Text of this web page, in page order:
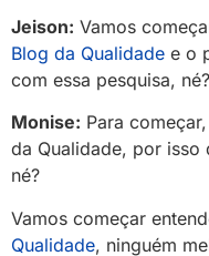
Jeison: Vamos
Blog da Qualidade e o
com essa pesquisa, né?
Monise: Para
da Qualidade, por isso
né?
Vamos começar
Qualidade, ninguém